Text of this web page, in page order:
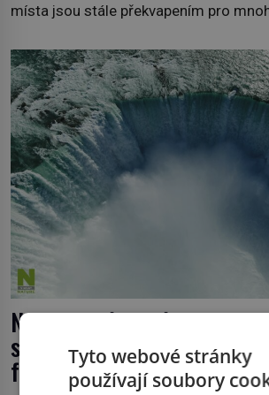
místa jsou stále překvapením pro
Albánie či úchvatná atmosféra Kypru
která nám mají co nabídnout a
historička Bettany Hughes, se vydala
pozoruhodné úkazy, o kterých jste
neslyšeli. Hora, […]
Nezkrocená velká jezera,
sladkovodní soustavy na
fascinujíTyto webové stránky
používají soubory